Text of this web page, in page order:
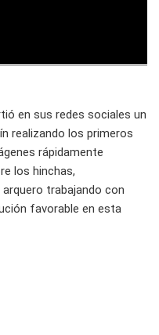
en sus redes sociales un
realizando los primeros
rápidamente
los hinchas,
trabajando con
favorable en esta